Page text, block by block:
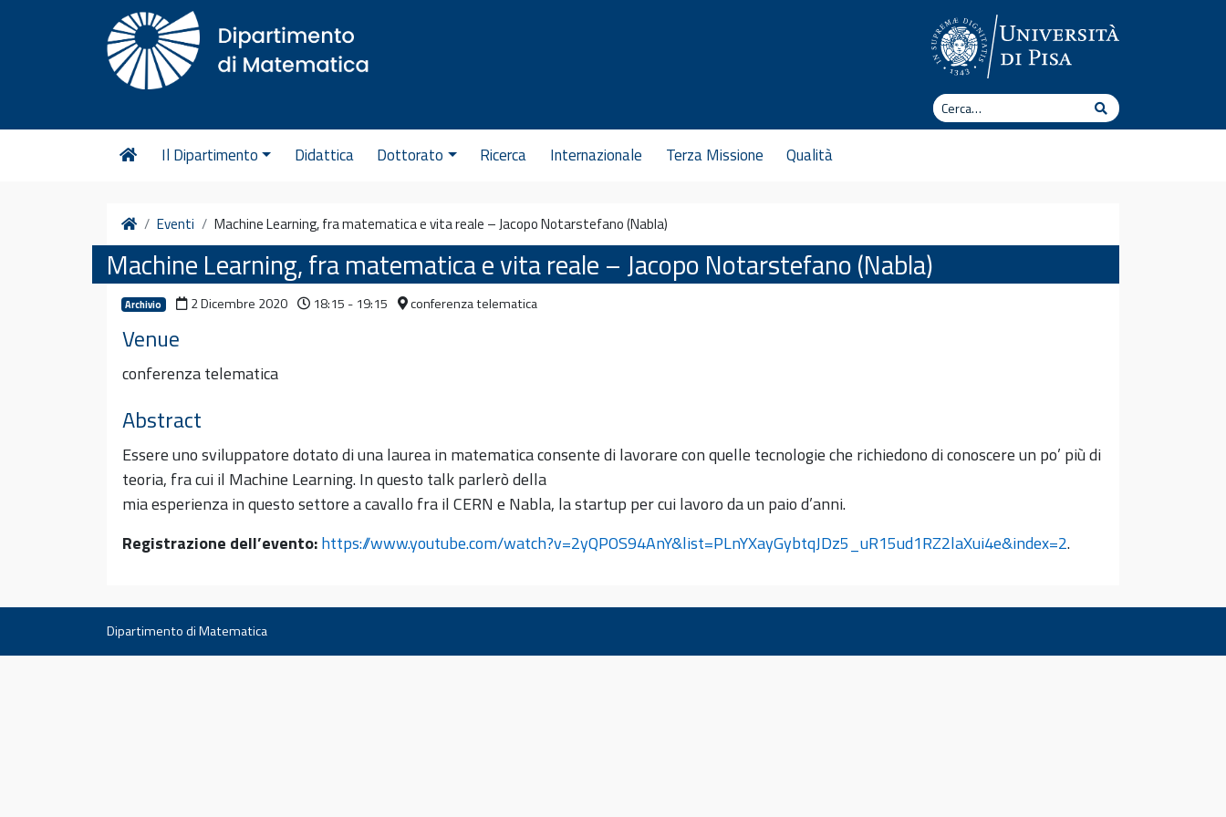
Cerca
Cerca
Il Dipartimento Didattica Dottorato Ricerca Internazionale Terza Missione Qualità
HomeEventi Machine Learning, fra matematica e vita reale – Jacopo Notarstefano (Nabla)
Machine Learning, fra matematica e vita reale – Jacopo Notarstefano (Nabla)
Archivio 2 Dicembre 2020 18:15 - 19:15 conferenza telematica
Venue
conferenza telematica
Abstract
Essere uno sviluppatore dotato di una laurea in matematica consente di lavorare con quelle tecnologie che richiedono di conoscere un po’ più di
teoria, fra cui il Machine Learning. In questo talk parlerò della
mia esperienza in questo settore a cavallo fra il CERN e Nabla, la startup per cui lavoro da un paio d’anni.
Registrazione dell’evento:https://www.youtube.com/watch?v=2yQPOS94AnY&list=PLnYXayGybtqJDz5_uR15ud1RZ2laXui4e&index=2.
Dipartimento di Matematica